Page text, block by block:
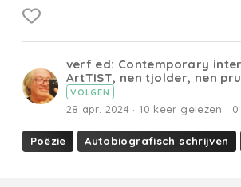
verf ed: Contemporary
ArtTIST, nen tjolder, nen
VOLGEN
28 apr. 2024 · 10 keer gelezen ·
Poëzie Autobiografisch schrijven